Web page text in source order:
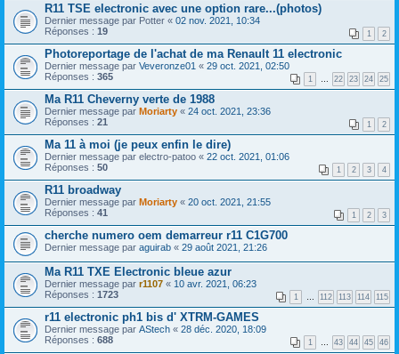
R11 TSE electronic avec une option rare...(photos)
Dernier message par Potter « 02 nov. 2021, 10:34
Réponses : 19 1 2
Photoreportage de l'achat de ma Renault 11 electronic
Dernier message par Veveronze01 « 29 oct. 2021, 02:50
Réponses : 365 1 22 23 24 25
Ma R11 Cheverny verte de 1988
Dernier message par Moriarty « 24 oct. 2021, 23:36
Réponses : 21 1 2
Ma 11 à moi (je peux enfin le dire)
Dernier message par electro-patoo « 22 oct. 2021, 01:06
Réponses : 50 1 2 3 4
R11 broadway
Dernier message par Moriarty « 20 oct. 2021, 21:55
Réponses : 41 1 2 3
cherche numero oem demarreur r11 C1G700
Dernier message par aguirab « 29 août 2021, 21:26
Ma R11 TXE Electronic bleue azur
Dernier message par r1107 « 10 avr. 2021, 06:23
Réponses : 1723 1 112 113 114 115
r11 electronic ph1 bis d' XTRM-GAMES
Dernier message par AStech « 28 déc. 2020, 18:09
Réponses : 688 1 43 44 45 46